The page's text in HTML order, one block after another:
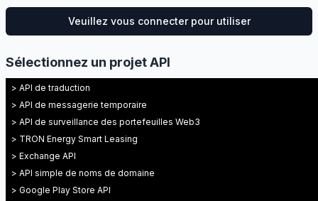
Veuillez vous connecter pour utiliser
Sélectionnez un projet API
> API de traduction
> API de messagerie temporaire
> API de surveillance des portefeuilles Web3
> TRON Energy Smart Leasing
> Exchange API
> API simple de noms de domaine
> Google Play Store API